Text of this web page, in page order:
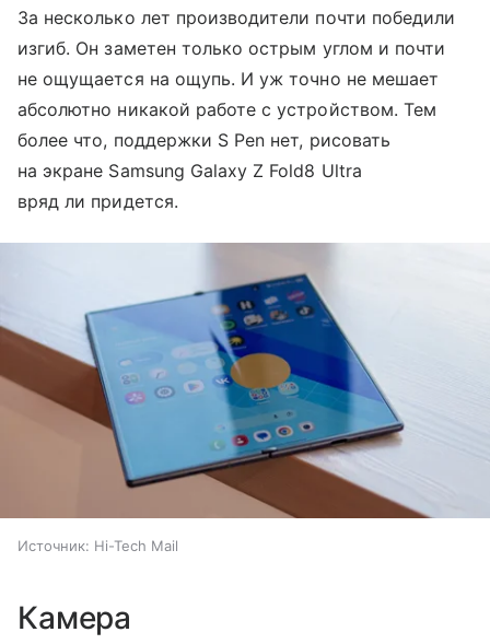
За несколько лет производители почти победили
изгиб. Он заметен только острым углом и почти
не ощущается на ощупь. И уж точно не мешает
абсолютно никакой работе с устройством. Тем
более что, поддержки S Pen нет, рисовать
на экране Samsung Galaxy Z Fold8 Ultra
вряд ли придется.
Источник: Hi-Tech Mail
Камера